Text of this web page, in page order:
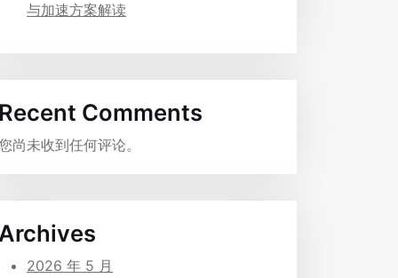
与加速方案解读
Comments
尚未收到任何评论。
2026 年 5 月